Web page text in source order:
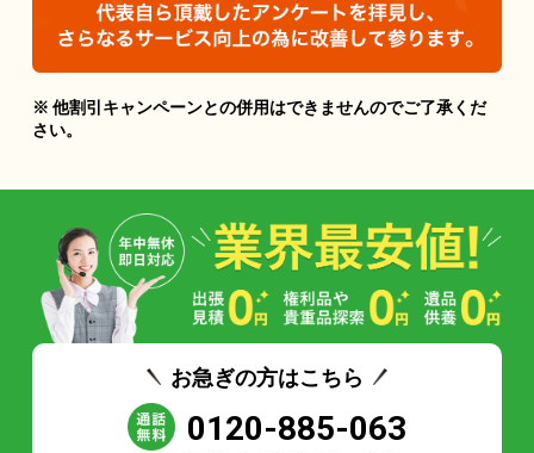
※ 他割引キャンペーンとの併用はできませんのでご了承くだ
さい。
お急ぎの方はこちら
0120-885-063